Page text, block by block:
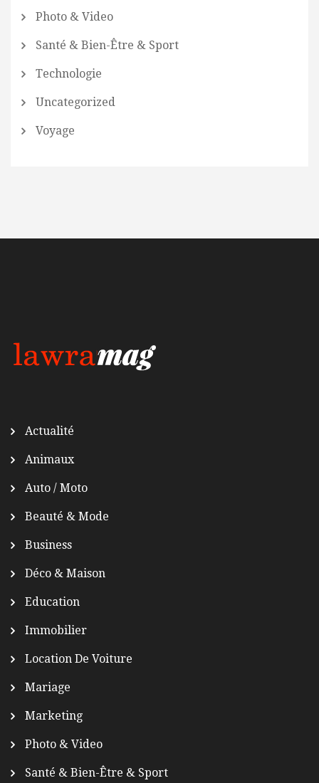
Photo & Video
Santé & Bien-Être & Sport
Technologie
Uncategorized
Voyage
Actualité
Animaux
Auto / Moto
Beauté & Mode
Business
Déco & Maison
Education
Immobilier
Location De Voiture
Mariage
Marketing
Photo & Video
Santé & Bien-Être & Sport